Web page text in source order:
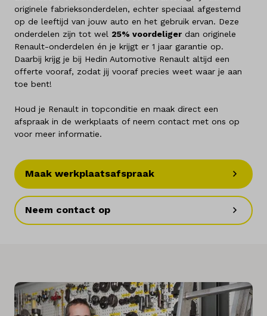
Kennis & advies
Land
Nederland
Taal
Nederlands
originele fabrieksonderdelen, echter speciaal afgestemd
op de leeftijd van jouw auto en het gebruik ervan. Deze
onderdelen zijn tot wel 25% voordeliger dan originele
Renault-onderdelen én je krijgt er 1 jaar garantie op.
Daarbij krijg je bij Hedin Automotive Renault altijd een
offerte vooraf, zodat jij vooraf precies weet waar je aan
toe bent!
Houd je Renault in topconditie en maak direct een
afspraak in de werkplaats of neem contact met ons op
voor meer informatie.
Maak werkplaatsafspraak
Neem contact op